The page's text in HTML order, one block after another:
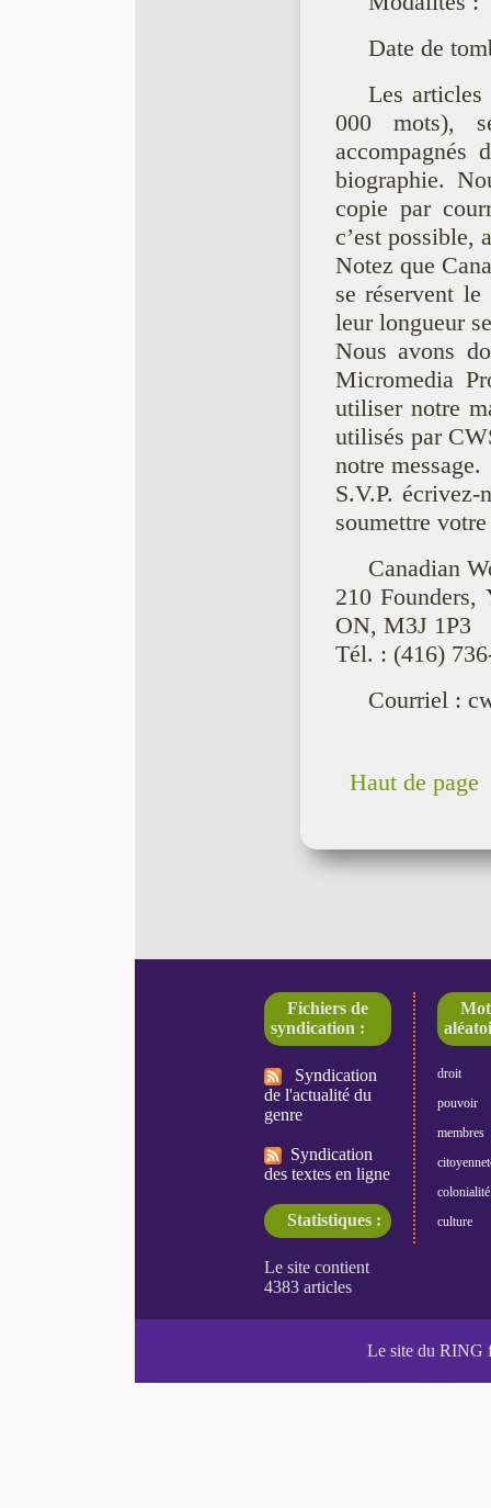
Date de
Les articles
000 mots),
accompagnés
biographie.
copie par
c’est possible,
Notez que
se réservent
leur longueur
Nous avons
Micromedia
utiliser notre
utilisés par
notre message.
S.V.P.
soumettre
Canadian
210
ON, M3J 1P3
Tél. : (416)
Courriel :
Haut de page
Fichiers de
syndication :
Syndication
de l'actualité du
genre
Syndication
des textes en ligne
Statistiques :
droit
pouvoir
membres
colonialité
culture
Le site du RING